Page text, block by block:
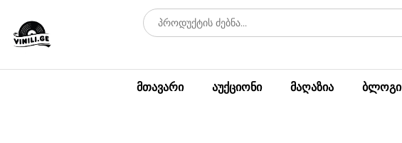
მთავარი აუქციონი მაღაზია ბლოგი